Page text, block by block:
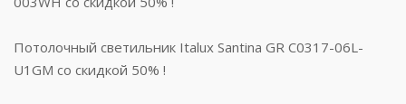
Потолочный светильник Italux Santina GR C0317-06L-
U1GM со скидкой 50% !